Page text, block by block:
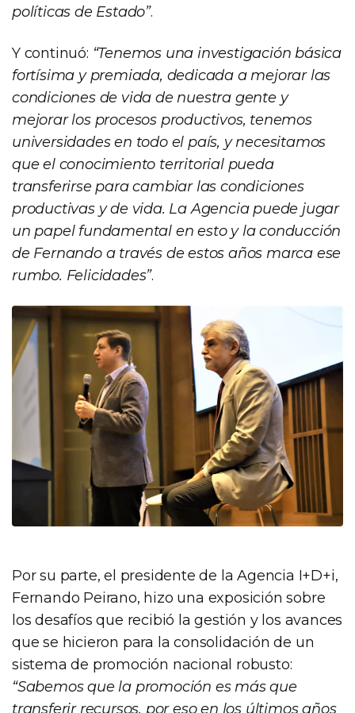
políticas de Estado”.
Y continuó: “Tenemos una investigación básica
fortísima y premiada, dedicada a mejorar las
condiciones de vida de nuestra gente y
mejorar los procesos productivos, tenemos
universidades en todo el país, y necesitamos
que el conocimiento territorial pueda
transferirse para cambiar las condiciones
productivas y de vida. La Agencia puede jugar
un papel fundamental en esto y la conducción
de Fernando a través de estos años marca ese
rumbo. Felicidades”.
Por su parte, el presidente de la Agencia I+D+i,
Fernando Peirano, hizo una exposición sobre
los desafíos que recibió la gestión y los avances
que se hicieron para la consolidación de un
sistema de promoción nacional robusto:
“Sabemos que la promoción es más que
transferir recursos, por eso en los últimos años